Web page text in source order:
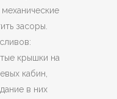
засоры.
крышки на
кабин,
в них